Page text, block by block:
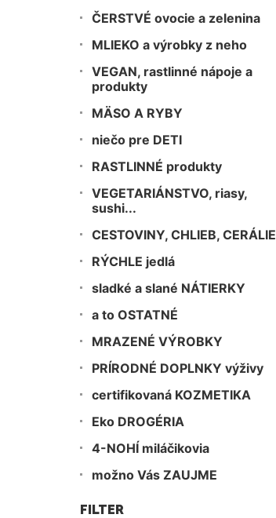
ČERSTVÉ ovocie a zelenina
MLIEKO a výrobky z neho
VEGAN, rastlinné nápoje a
produkty
MÄSO A RYBY
niečo pre DETI
RASTLINNÉ produkty
VEGETARIÁNSTVO, riasy,
sushi...
CESTOVINY, CHLIEB, CERÁLIE
RÝCHLE jedlá
sladké a slané NÁTIERKY
a to OSTATNÉ
MRAZENÉ VÝROBKY
PRÍRODNÉ DOPLNKY výživy
certifikovaná KOZMETIKA
Eko DROGÉRIA
4-NOHÍ miláčikovia
možno Vás ZAUJME
FILTER